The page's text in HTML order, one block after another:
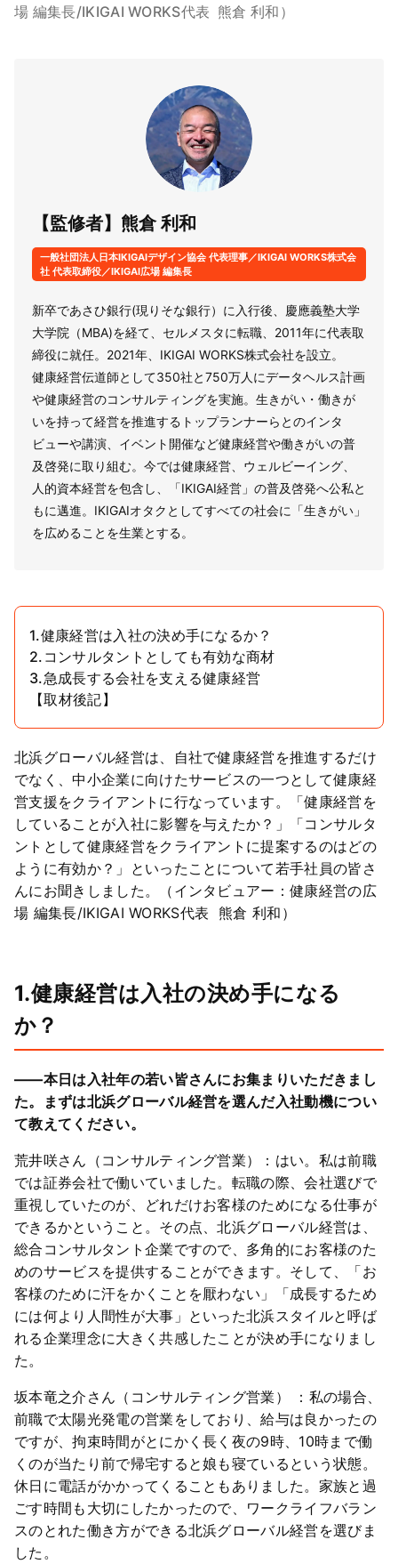
場 編集長/IKIGAI WORKS代表 熊倉 利和）
【監修者】熊倉 利和
一般社団法人日本IKIGAIデザイン協会 代表理事／IKIGAI WORKS株式会
社 代表取締役／IKIGAI広場 編集長
新卒であさひ銀行(現りそな銀行）に入行後、慶應義塾大学
大学院（MBA)を経て、セルメスタに転職、2011年に代表取
締役に就任。2021年、IKIGAI WORKS株式会社を設立。
健康経営伝道師として350社と750万人にデータヘルス計画
や健康経営のコンサルティングを実施。生きがい・働きが
いを持って経営を推進するトップランナーらとのインタ
ビューや講演、イベント開催など健康経営や働きがいの普
及啓発に取り組む。今では健康経営、ウェルビーイング、
人的資本経営を包含し、「IKIGAI経営」の普及啓発へ公私と
もに邁進。IKIGAIオタクとしてすべての社会に「生きがい」
を広めることを生業とする。
1.健康経営は入社の決め手になるか？
2.コンサルタントとしても有効な商材
3.急成長する会社を支える健康経営
【取材後記】
北浜グローバル経営は、自社で健康経営を推進するだけ
でなく、中小企業に向けたサービスの一つとして健康経
営支援をクライアントに行なっています。「健康経営を
していることが入社に影響を与えたか？」「コンサルタ
ントとして健康経営をクライアントに提案するのはどの
ように有効か？」といったことについて若手社員の皆さ
んにお聞きしました。（インタビュアー：健康経営の広
場 編集長/IKIGAI WORKS代表 熊倉 利和）
1.健康経営は入社の決め手になる
か？
――本日は入社年の若い皆さんにお集まりいただきまし
た。まずは北浜グローバル経営を選んだ入社動機につい
て教えてください。
荒井咲さん（コンサルティング営業）：はい。私は前職
では証券会社で働いていました。転職の際、会社選びで
重視していたのが、どれだけお客様のためになる仕事が
できるかということ。その点、北浜グローバル経営は、
総合コンサルタント企業ですので、多角的にお客様のた
めのサービスを提供することができます。そして、「お
客様のために汗をかくことを厭わない」「成長するため
には何より人間性が大事」といった北浜スタイルと呼ば
れる企業理念に大きく共感したことが決め手になりまし
た。
坂本竜之介さん（コンサルティング営業） ：私の場合、
前職で太陽光発電の営業をしており、給与は良かったの
ですが、拘束時間がとにかく長く夜の9時、10時まで働
くのが当たり前で帰宅すると娘も寝ているという状態。
休日に電話がかかってくることもありました。家族と過
ごす時間も大切にしたかったので、ワークライフバラン
スのとれた働き方ができる北浜グローバル経営を選びま
した。